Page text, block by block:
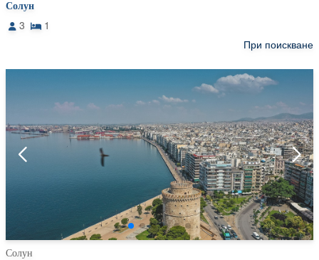
Солун
3
1
При поискване
Солун